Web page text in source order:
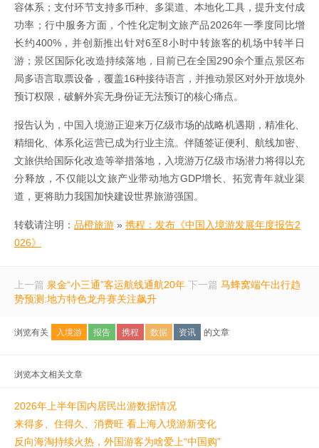
容体系；支付环节支持多币种、多渠道、本地化工具，提升支付成
功率；行中服务方面，个性化定制文旅产品2026年一季度同比增
长约400%，并创新推出针对6至8小时中转旅客的机场中转半日
游；景区国际化改造持续落地，目前已在全国290余个重点景区布
局多语言取票设备，覆盖16种接待语言，并推动景区对外开放境外
预订权限，破解外宾无身份证无法预订的核心痛点。
报告认为，中国入境游正迎来万亿级市场的战略机遇期，精准化、
精细化、体系化运营已成为行业主流。伴随签证便利、航线加密、
文旅供给国际化改造等举措落地，入境游万亿级市场潜力将得以充
分释放，不仅能以文旅产业带动地方GDP增长、拓宽青年就业渠
道，更将助力我国加快建设世界旅游强国。
转载请注明： 品橙旅游 » 携程：发布《中国入境游发展年度报告2
026》
上一篇 泉金“小三通”客运航线通航20年 下一篇 马蜂窝端午出行趋
势预测:地方特色龙舟赛关注飙升
浏览有关 入境游 报告 携程 数据 资讯 的文章
浏览本文相关文章
2026年上半年国内居民出游数据情况
来得多、住得久、消费旺 看上海入境游新变化
反向海淘持续火热，外国游客为啥爱上“中国购”